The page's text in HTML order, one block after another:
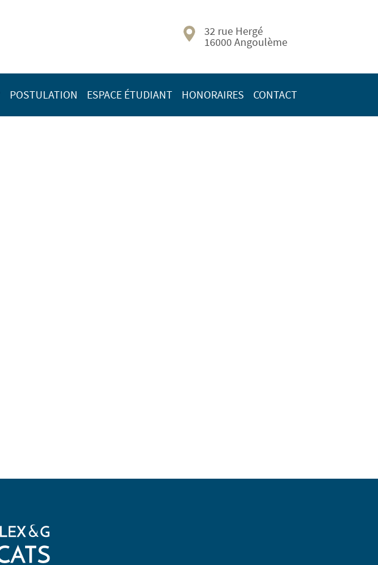
32 rue Hergé
16000 Angoulème
POSTULATION ESPACE ÉTUDIANT HONORAIRES CONTACT